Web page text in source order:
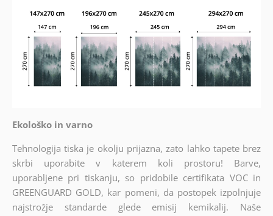
Ekološko in varno
Tehnologija tiska je okolju prijazna, zato lahko tapete brez
skrbi uporabite v katerem koli prostoru! Barve,
uporabljene pri tiskanju, so pridobile certifikata VOC in
GREENGUARD GOLD, kar pomeni, da postopek izpolnjuje
najstrožje standarde glede emisij kemikalij. Naše